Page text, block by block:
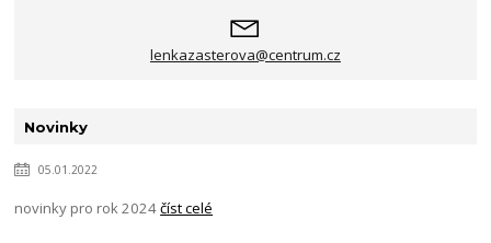
lenkazasterova@centrum.cz
Novinky
05.01.2022
novinky pro rok 2024číst celé